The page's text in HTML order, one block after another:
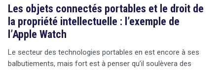
Les objets connectés portables et le droit de
la propriété intellectuelle : l’exemple de
l’Apple Watch
Le secteur des technologies portables en est encore à ses
balbutiements, mais fort est à penser qu’il soulèvera des